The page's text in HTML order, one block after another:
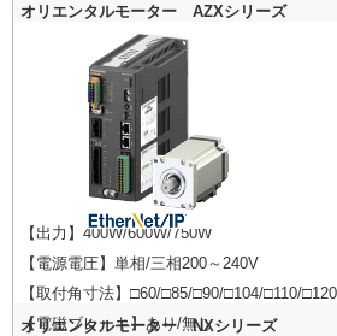
オリエンタルモーター AZXシリーズ
【出力】400W/600W/750W
【電源電圧】単相/三相200～240V
【取付角寸法】□60/□85/□90/□104/□110/□120
【電磁ブレーキ】あり/無し
オリエンタルモーター NXシリーズ